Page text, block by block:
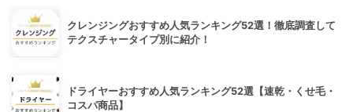
クレンジングおすすめ人気ランキング52選！徹底調査して
テクスチャータイプ別に紹介！
ドライヤーおすすめ人気ランキング52選【速乾・くせ毛・
コスパ商品】